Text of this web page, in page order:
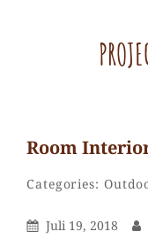
Room
Categories:
Posted
Juli 19, 2018